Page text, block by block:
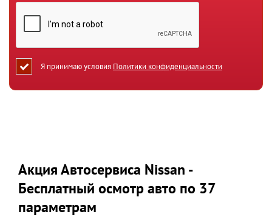
Я принимаю условия Политики конфиденциальности
Акция Автосервиса Nissan -
Бесплатный осмотр авто по 37
параметрам